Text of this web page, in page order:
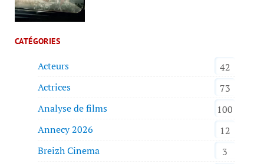
CATÉGORIES
Acteurs
42
Actrices
73
Analyse de films
100
Annecy 2026
12
Breizh Cinema
3